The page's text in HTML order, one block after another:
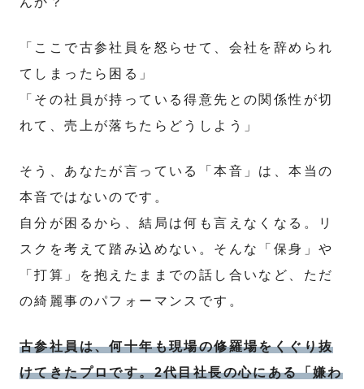
「ここで古参社員を怒らせて、会社を辞められ
てしまったら困る」
「その社員が持っている得意先との関係性が切
れて、売上が落ちたらどうしよう」
そう、あなたが言っている「本音」は、本当の
本音ではないのです。
自分が困るから、結局は何も言えなくなる。リ
スクを考えて踏み込めない。そんな「保身」や
「打算」を抱えたままでの話し合いなど、ただ
の綺麗事のパフォーマンスです。
古参社員は、何十年も現場の修羅場をくぐり抜
けてきたプロです。2代目社長の心にある「嫌わ